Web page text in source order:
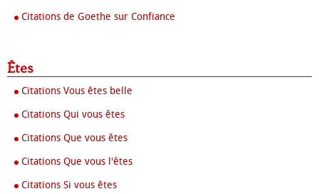
Citations de Goethe sur Confiance
Êtes
Citations Vous êtes belle
Citations Qui vous êtes
Citations Que vous êtes
Citations Que vous l'êtes
Citations Si vous êtes